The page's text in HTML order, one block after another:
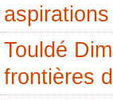
Touldé
frontières